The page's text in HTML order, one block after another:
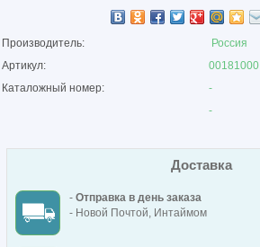
Производитель:
Россия
Артикул:
00181000
Каталожный номер:
-
-
Доставка
- Отправка в день заказа
- Новой Почтой, Интаймом